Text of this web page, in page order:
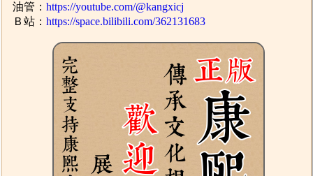
油管：https://youtube.com/@kangxicj
Ｂ站：https://space.bilibili.com/362131683